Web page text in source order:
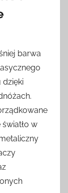
barwa
dzięki
w